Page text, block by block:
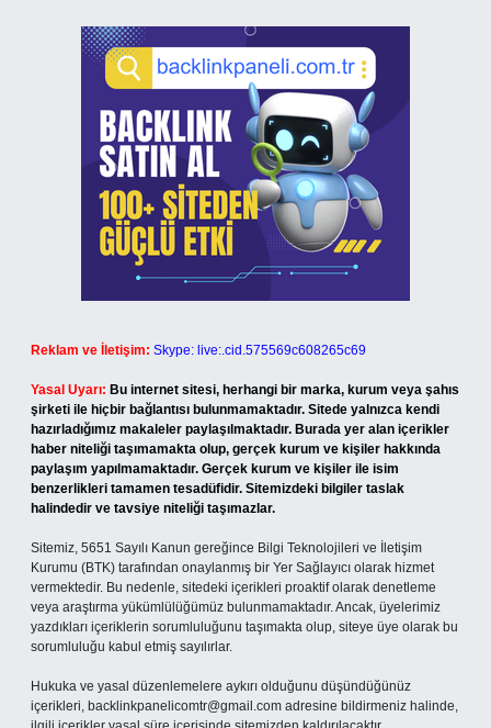
Reklam ve İletişim: Skype: live:.cid.575569c608265c69
Yasal Uyarı: Bu internet sitesi, herhangi bir marka, kurum veya şahıs
şirketi ile hiçbir bağlantısı bulunmamaktadır. Sitede yalnızca kendi
hazırladığımız makaleler paylaşılmaktadır. Burada yer alan içerikler
haber niteliği taşımamakta olup, gerçek kurum ve kişiler hakkında
paylaşım yapılmamaktadır. Gerçek kurum ve kişiler ile isim
benzerlikleri tamamen tesadüfidir. Sitemizdeki bilgiler taslak
halindedir ve tavsiye niteliği taşımazlar.
Sitemiz, 5651 Sayılı Kanun gereğince Bilgi Teknolojileri ve İletişim
Kurumu (BTK) tarafından onaylanmış bir Yer Sağlayıcı olarak hizmet
vermektedir. Bu nedenle, sitedeki içerikleri proaktif olarak denetleme
veya araştırma yükümlülüğümüz bulunmamaktadır. Ancak, üyelerimiz
yazdıkları içeriklerin sorumluluğunu taşımakta olup, siteye üye olarak bu
sorumluluğu kabul etmiş sayılırlar.
Hukuka ve yasal düzenlemelere aykırı olduğunu düşündüğünüz
içerikleri, backlinkpanelicomtr@gmail.com adresine bildirmeniz halinde,